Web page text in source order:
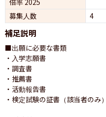
募集人数
4
補足説明
■出願に必要な書類
・入学志願書
・調査書
・推薦書
・活動報告書
・検定試験の証書（該当者のみ）